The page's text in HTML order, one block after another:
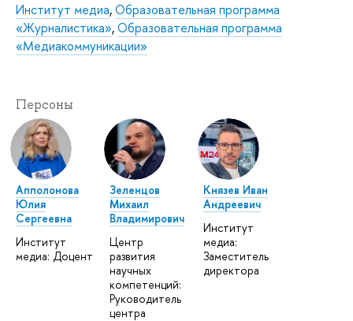
Институт медиа,Образовательная программа
«Журналистика»,Образовательная программа
«Медиакоммуникации»
Персоны
Апполонова
Юлия
Сергеевна
Институт
медиа: Доцент
Зеленцов
Михаил
Владимирович
Центр
развития
научных
компетенций:
Руководитель
центра
Князев Иван
Андреевич
Институт
медиа:
Заместитель
директора